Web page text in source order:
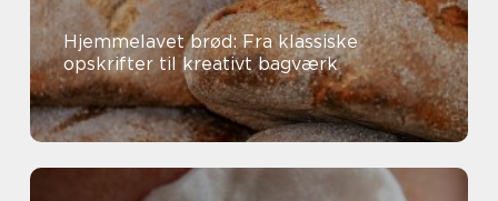
Hjemmelavet brød: Fra klassiske
opskrifter til kreativt bagværk